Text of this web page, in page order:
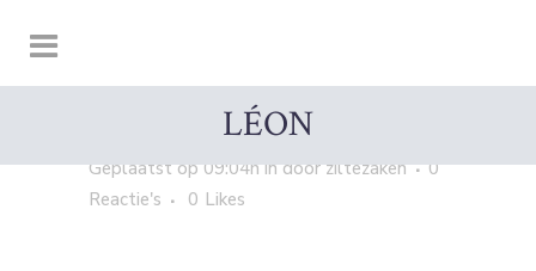
LÉON
LÉON
Geplaatst op 09:04hindoorziltezaken
0
Reactie's
0 Likes